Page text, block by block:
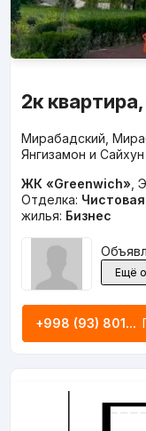
2к
Мирабадский,
Янгизамон и Сайхун
ЖК «Greenwich»
Отделка: Чистовая
жилья: Бизнес
Ещё
+998 (93) 801...